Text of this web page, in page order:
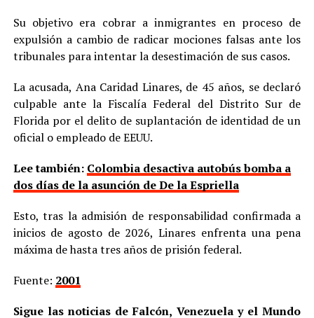
Su objetivo era cobrar a inmigrantes en proceso de
expulsión a cambio de radicar mociones falsas ante los
tribunales para intentar la desestimación de sus casos.
La acusada, Ana Caridad Linares, de 45 años, se declaró
culpable ante la Fiscalía Federal del Distrito Sur de
Florida por el delito de suplantación de identidad de un
oficial o empleado de EEUU.
Lee también: Colombia desactiva autobús bomba a
dos días de la asunción de De la Espriella
Esto, tras la admisión de responsabilidad confirmada a
inicios de agosto de 2026, Linares enfrenta una pena
máxima de hasta tres años de prisión federal.
Fuente: 2001
Sigue las noticias de Falcón, Venezuela y el Mundo